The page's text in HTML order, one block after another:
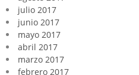
julio 2017
junio 2017
mayo 2017
abril 2017
marzo 2017
febrero 2017